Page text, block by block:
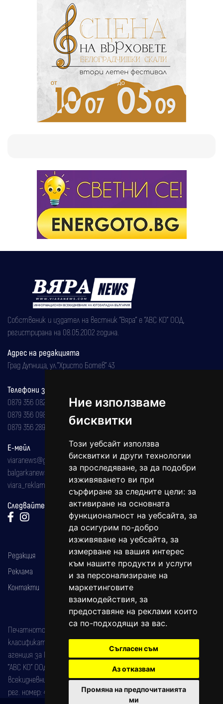
Ние използваме
бисквитки
Този уебсайт използва
бисквитки и други технологии
за проследяване, за да подобри
изживяването ви при
сърфиране за следните цели: за
активиране на основната
функционалност на уебсайта, за
да осигурим по-добро
изживяване на уебсайта, за
измерване на вашия интерес
към нашите продукти и услуги
и за персонализиране на
маркетинговите
взаимодействия, за
предоставяне на реклами които
са по-подходящи за вас.
Съгласен съм
Аз отказвам
Промяна на предпочитанията
ми
Собственик и издател на вестник "Вяра" е "АВС КО" ООД,
регистрирана на 08.05.2002 година.
Адрес на редакцията
Град Дупница, ул.''Христо Ботев" 43
Телефони за реклама и абонаменти
0879 356 082
0879 356 098
0879 356 289
Е-мейл
viaranews@gmail.com
balgarkanews@gmail.com
viara_reklama@mail.bg
Следвайте ни:
Редакция
Реклама
Контакти
Печатното издание на вестника е регистрирано в националния
класификатор на печатните издания (Българска национална
агенция за ISSN) под номер: ISSN 1312-4722.
"АВС КО" ООД е притежател на марката: Вяра информационен
всекидневник на югозападна България, със свидетелство за марка
рег. номер: 47857/11.05.2004 година.